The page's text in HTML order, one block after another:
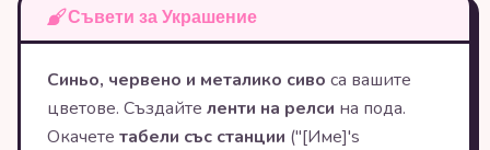
Съвети за Украшение
Синьо, червено и металико сиво са вашите
цветове. Създайте ленти на релси на пода.
Окачете табели със станции ("[Име]'s